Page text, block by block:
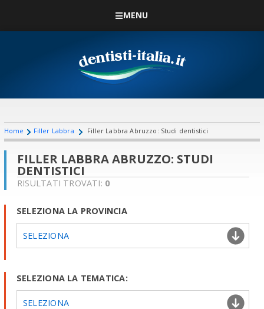
MENU
Home Filler Labbra Filler Labbra Abruzzo: Studi dentistici
FILLER LABBRA ABRUZZO: STUDI
DENTISTICI
RISULTATI TROVATI: 0
SELEZIONA LA PROVINCIA
SELEZIONA
SELEZIONA LA TEMATICA:
SELEZIONA